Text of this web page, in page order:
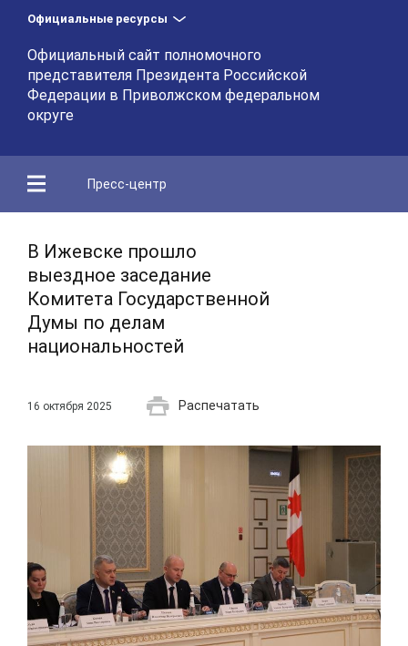
Официальные ресурсы
Официальный сайт полномочного
представителя Президента Российской
Федерации в Приволжском федеральном
округе
Пресс-центр
В Ижевске прошло
выездное заседание
Комитета Государственной
Думы по делам
национальностей
16 октября 2025 Распечатать